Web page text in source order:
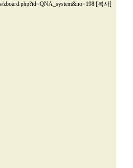
zboard.php?id=QNA_system&no=198 [복사]